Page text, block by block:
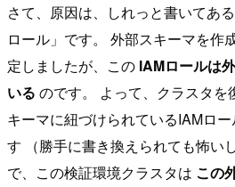
さて、原因は、しれっと書いてあ
ロール」です。 外部スキーマを作
定しましたが、この IAMロールは
いる のです。 よって、クラスタを
キーマに紐づけられているIAMロ
す （勝手に書き換えられても怖い
で、この検証環境クラスタは この